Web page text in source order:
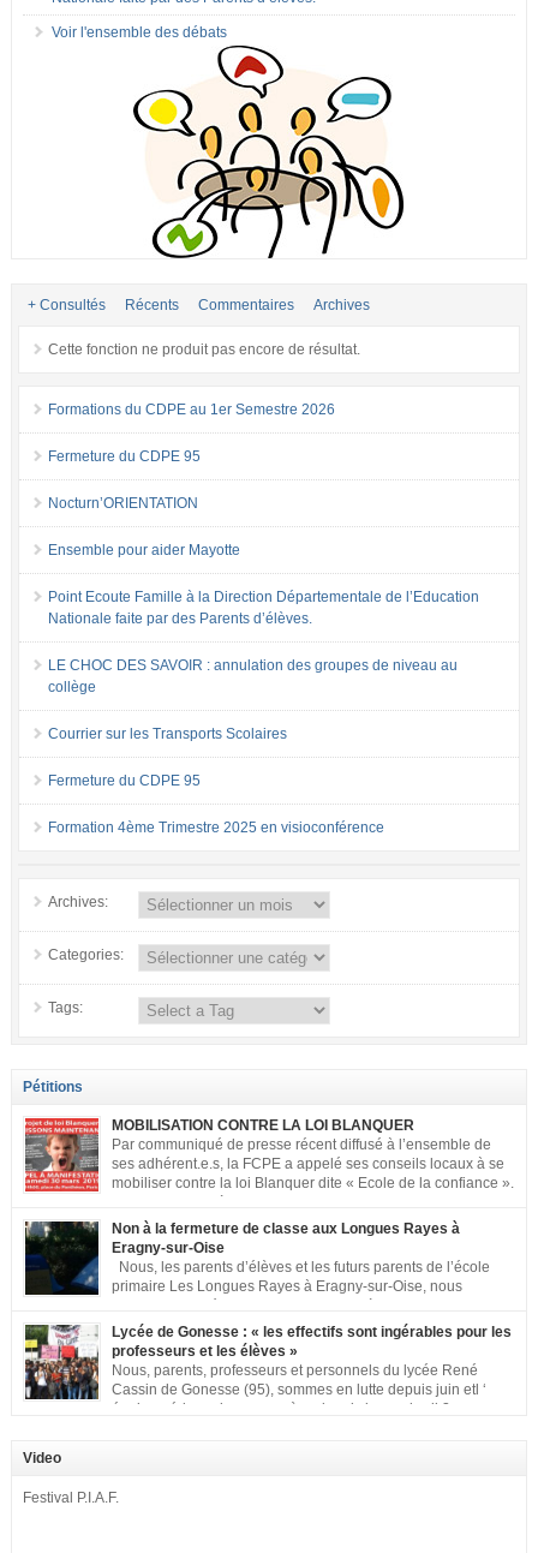
Voir l'ensemble des débats
+ Consultés Récents Commentaires Archives
Cette fonction ne produit pas encore de résultat.
Formations du CDPE au 1er Semestre 2026
Fermeture du CDPE 95
Nocturn’ORIENTATION
Ensemble pour aider Mayotte
Point Ecoute Famille à la Direction Départementale de l’Education
Nationale faite par des Parents d’élèves.
LE CHOC DES SAVOIR : annulation des groupes de niveau au
collège
Courrier sur les Transports Scolaires
Fermeture du CDPE 95
Formation 4ème Trimestre 2025 en visioconférence
Archives:
Categories:
Tags:
Pétitions
MOBILISATION CONTRE LA LOI BLANQUER
Par communiqué de presse récent diffusé à l’ensemble de
ses adhérent.e.s, la FCPE a appelé ses conseils locaux à se
mobiliser contre la loi Blanquer dite « Ecole de la confiance ».
met à votre disposition ce kit de mobilisation comprenant : 1 affiche
appelant […]
Non à la fermeture de classe aux Longues Rayes à
Eragny-sur-Oise
Nous, les parents d’élèves et les futurs parents de l’école
primaire Les Longues Rayes à Eragny-sur-Oise, nous
classe aux Longues Rayes ». Non à la dégradation continue des conditions
d’accueil et d’apprentissage de nos enfants à l’école primaire. Chaque
enfant a droit à […]
Lycée de Gonesse : « les effectifs sont ingérables pour les
professeurs et les élèves »
Nous, parents, professeurs et personnels du lycée René
Cassin de Gonesse (95), sommes en lutte depuis juin etl ‘
équipe pédagogique en grève depuis le vendredi 2
nombreuses classes de première et […]
Video
Festival P.I.A.F.